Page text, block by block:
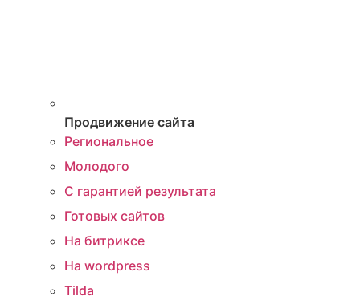
Продвижение сайта
Региональное
Молодого
С гарантией результата
Готовых сайтов
На битриксе
На wordpress
Tilda